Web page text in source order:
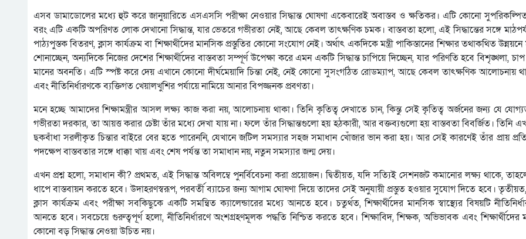
এসব ডামাডোলের মধ্যে হুট করে জানুয়ারিতে এসএসসি পরীক্ষা নেওয়ার সিদ্ধান্ত ঘোষণা একেবারেই অবাস্তব ও ক্ষতিকর। এটি কোনো
বরং এটি একটি অপরিণত লোক দেখানো সিদ্ধান্ত, যার ভেতরে গভীরতা নেই, আছে কেবল তাৎক্ষণিক চমক। বাস্তবতা হলো, এই সিদ্ধান্তের সঙ্গে
পাঠ্যপুস্তক বিতরণ, ক্লাস কার্যক্রম বা শিক্ষার্থীদের মানসিক প্রস্তুতির কোনো সংযোগ নেই। অর্থাৎ একদিকে মন্ত্রী পাকিস্তানের শিক্ষার তথাকথিত
শোনাচ্ছেন, অন্যদিকে নিজের দেশের শিক্ষার্থীদের বাস্তবতা সম্পূর্ণ উপেক্ষা করে এমন একটি সিদ্ধান্ত চাপিয়ে দিচ্ছেন, যার পরিণতি হবে বিশৃঙ্খলা,
মানের অবনতি। এটি স্পষ্ট করে দেয় এখানে কোনো দীর্ঘমেয়াদি চিন্তা নেই, নেই কোনো সুসংগঠিত রোডম্যাপ, আছে কেবল তাৎক্ষণিক আলোচনায়
এবং নীতিনির্ধারণকে ব্যক্তিগত খেয়ালখুশির পর্যায়ে নামিয়ে আনার বিপজ্জনক প্রবণতা।
মনে হচ্ছে আমাদের শিক্ষামন্ত্রীর আসল লক্ষ্য কাজ করা নয়, আলোচনায় থাকা। তিনি কৃতিত্ব দেখাতে চান, কিন্তু সেই কৃতিত্ব অর্জনের জন্য যে
গভীরতা দরকার, তা আয়ত্ত করার চেষ্টা তাঁর মধ্যে দেখা যায় না। ফলে তাঁর সিদ্ধান্তগুলো হয় হঠকারী, আর বক্তব্যগুলো হয় বাস্তবতা বিবর্জিত।
ছকবাঁধা সরলীকৃত চিন্তার বাইরে বের হতে পারেননি, যেখানে জটিল সমস্যার সহজ সমাধান খোঁজার ভান করা হয়। আর সেই কারণেই তাঁর প্রায়
পদক্ষেপ বাস্তবতার সঙ্গে ধাক্কা খায় এবং শেষ পর্যন্ত তা সমাধান নয়, নতুন সমস্যার জন্ম দেয়।
এখন প্রশ্ন হলো, সমাধান কী? প্রথমত, এই সিদ্ধান্ত অবিলম্বে পুনর্বিবেচনা করা প্রয়োজন। দ্বিতীয়ত, যদি সত্যিই সেশনজট কমানোর লক্ষ্য থাকে,
ধাপে বাস্তবায়ন করতে হবে। উদাহরণস্বরূপ, পরবর্তী ব্যাচের জন্য আগাম ঘোষণা দিয়ে তাদের সেই অনুযায়ী প্রস্তুত হওয়ার সুযোগ দিতে হবে।
ক্লাস কার্যক্রম এবং পরীক্ষা সবকিছুকে একটি সমন্বিত ক্যালেন্ডারের মধ্যে আনতে হবে। চতুর্থত, শিক্ষার্থীদের মানসিক স্বাস্থ্যের বিষয়টি
আনতে হবে। সবচেয়ে গুরুত্বপূর্ণ হলো, নীতিনির্ধারণে অংশগ্রহণমূলক পদ্ধতি নিশ্চিত করতে হবে। শিক্ষাবিদ, শিক্ষক, অভিভাবক এবং শিক্ষার্থীদের
কোনো বড় সিদ্ধান্ত নেওয়া উচিত নয়।